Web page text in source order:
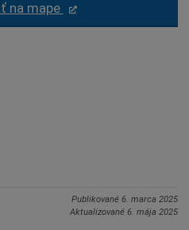
na mape
Publikované 6. marca 2025
Aktualizované 6. mája 2025